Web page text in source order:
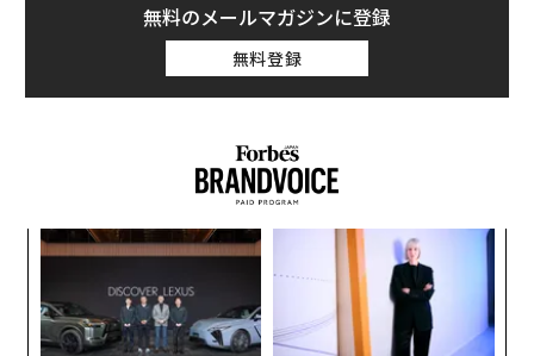
無料のメールマガジンに登録
無料登録